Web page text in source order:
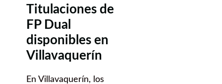
Titulaciones de
FP Dual
disponibles en
Villavaquerín
En Villavaquerín, los